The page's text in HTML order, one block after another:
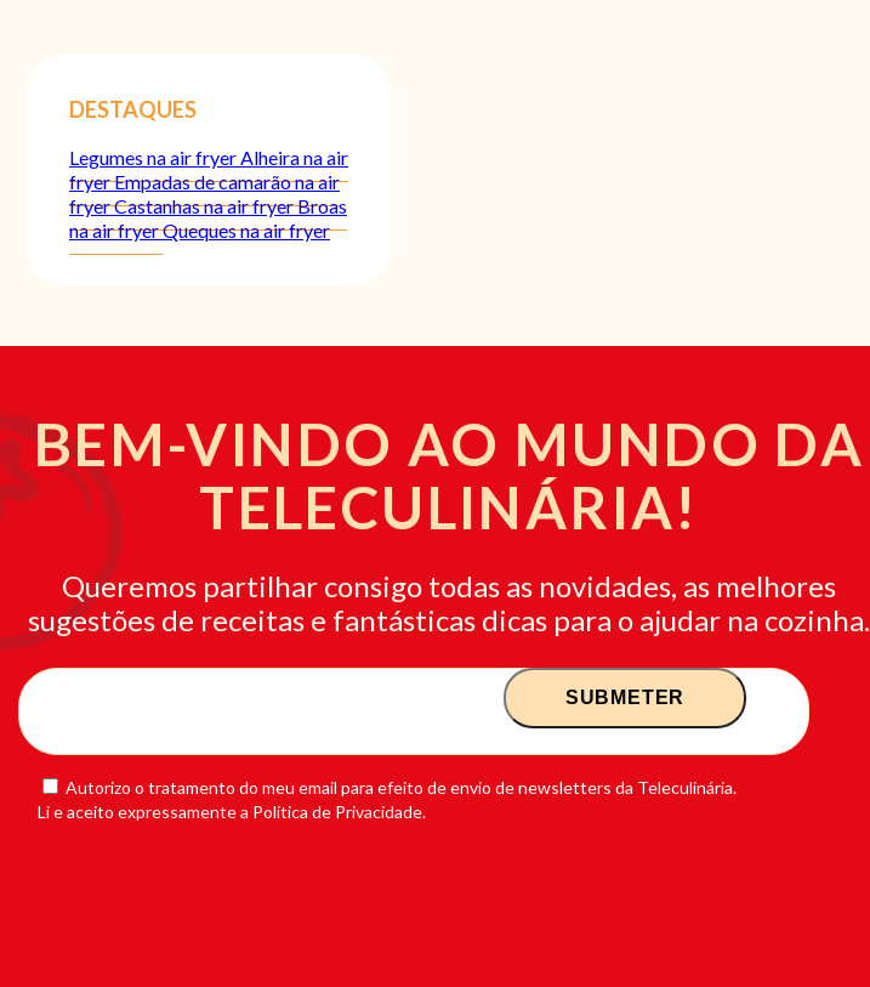
DESTAQUES
Legumes na air fryerAlheira na air
fryerEmpadas de camarão na air
fryerCastanhas na air fryerBroas
na air fryerQueques na air fryer
BEM-VINDO AO MUNDO DA
TELECULINÁRIA!
Queremos partilhar consigo todas as novidades, as melhores
sugestões de receitas e fantásticas dicas para o ajudar na cozinha.
Autorizo o tratamento do meu email para efeito de envio de newsletters da Teleculinária.
Li e aceito expressamente a Política de Privacidade.